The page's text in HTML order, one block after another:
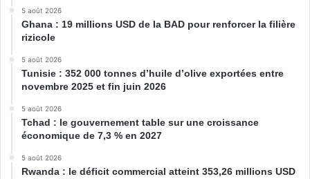
5 août 2026
Ghana : 19 millions USD de la BAD pour renforcer la filière
rizicole
5 août 2026
Tunisie : 352 000 tonnes d’huile d’olive exportées entre
novembre 2025 et fin juin 2026
5 août 2026
Tchad : le gouvernement table sur une croissance
économique de 7,3 % en 2027
5 août 2026
Rwanda : le déficit commercial atteint 353,26 millions USD